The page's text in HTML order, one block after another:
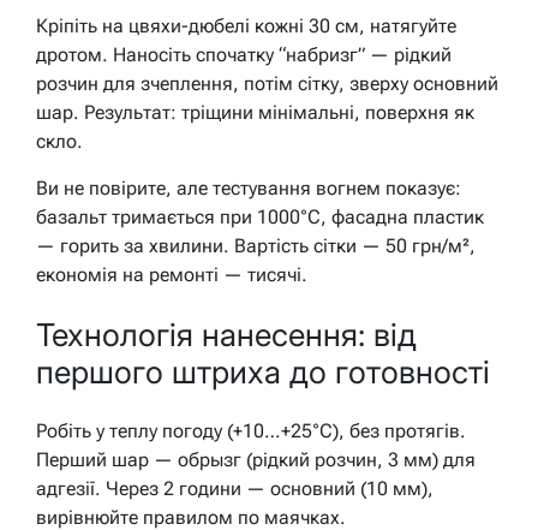
Кріпіть на цвяхи-дюбелі кожні 30 см, натягуйте
дротом. Наносіть спочатку “набризг” — рідкий
розчин для зчеплення, потім сітку, зверху основний
шар. Результат: тріщини мінімальні, поверхня як
скло.
Ви не повірите, але тестування вогнем показує:
базальт тримається при 1000°C, фасадна пластик
— горить за хвилини. Вартість сітки — 50 грн/м²,
економія на ремонті — тисячі.
Технологія нанесення: від
першого штриха до готовності
Робіть у теплу погоду (+10…+25°C), без протягів.
Перший шар — обрызг (рідкий розчин, 3 мм) для
адгезії. Через 2 години — основний (10 мм),
вирівнюйте правилом по маячках.